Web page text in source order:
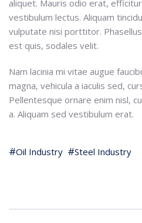
aliquet. Mauris odio erat,
vestibulum lectus. Aliquam
vulputate nisi porttitor.
est quis, sodales velit.
Nam lacinia mi vitae augue
magna, vehicula a iaculis sed,
Pellentesque ornare enim nisl,
a. Aliquam sed vestibulum erat.
Oil Industry Steel Industry